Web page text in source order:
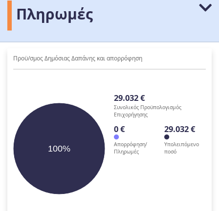
Πληρωμές
Προϋ/σμος Δημόσιας Δαπάνης και απορρόφηση
100%
29.032 €
Συνολικός Προϋπολογισμός
Επιχορήγησης
0 €
Απορρόφηση/
Πληρωμές
29.032 €
Υπολειπόμενο
ποσό